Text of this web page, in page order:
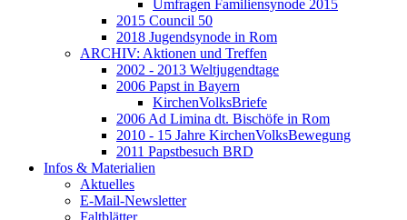
Umfragen Familiensynode 2015
2015 Council 50
2018 Jugendsynode in Rom
ARCHIV: Aktionen und Treffen
2002 - 2013 Weltjugendtage
2006 Papst in Bayern
KirchenVolksBriefe
2006 Ad Limina dt. Bischöfe in Rom
2010 - 15 Jahre KirchenVolksBewegung
2011 Papstbesuch BRD
Infos & Materialien
Aktuelles
E-Mail-Newsletter
Faltblätter